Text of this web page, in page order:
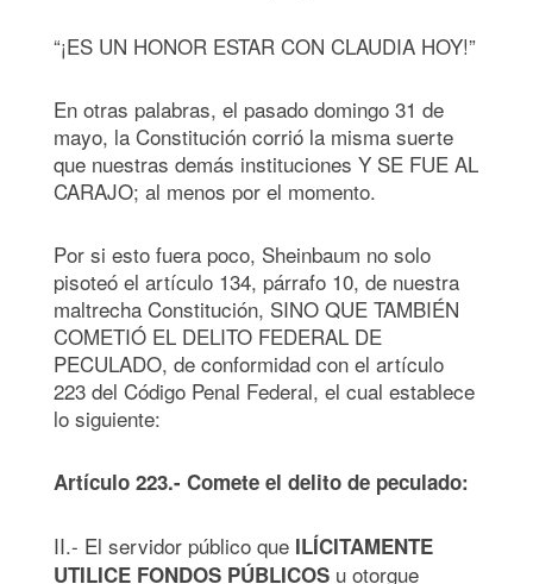
“¡ES UN HONOR ESTAR CON CLAUDIA HOY!”
En otras palabras, el pasado domingo 31 de
mayo, la Constitución corrió la misma suerte
que nuestras demás instituciones Y SE FUE AL
CARAJO; al menos por el momento.
Por si esto fuera poco, Sheinbaum no solo
pisoteó el artículo 134, párrafo 10, de nuestra
maltrecha Constitución, SINO QUE TAMBIÉN
COMETIÓ EL DELITO FEDERAL DE
PECULADO, de conformidad con el artículo
223 del Código Penal Federal, el cual establece
lo siguiente:
Artículo 223.- Comete el delito de peculado:
II.- El servidor público que ILÍCITAMENTE
UTILICE FONDOS PÚBLICOS u otorgue